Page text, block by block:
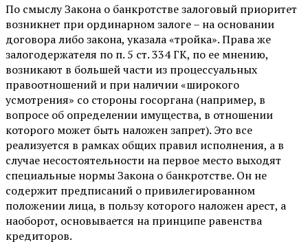
По смыслу Закона о банкротстве залоговый приоритет
возникнет при ординарном залоге – на основании
договора либо закона, указала «тройка». Права же
залогодержателя по п. 5 ст. 334 ГК, по ее мнению,
возникают в большей части из процессуальных
правоотношений и при наличии «широкого
усмотрения» со стороны госоргана (например, в
вопросе об определении имущества, в отношении
которого может быть наложен запрет). Это все
реализуется в рамках общих правил исполнения, а в
случае несостоятельности на первое место выходят
специальные нормы Закона о банкротстве. Он не
содержит предписаний о привилегированном
положении лица, в пользу которого наложен арест, а
наоборот, основывается на принципе равенства
кредиторов.